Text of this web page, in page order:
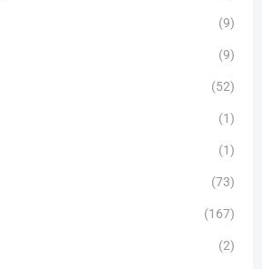
(9)
(9)
(52)
(1)
(1)
(73)
(167)
(2)